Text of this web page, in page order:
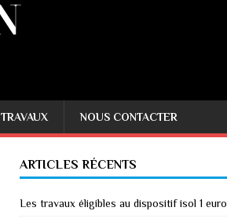
TRAVAUX NOUS CONTACTER
ARTICLES RÉCENTS
Les travaux éligibles au dispositif isol 1 euro